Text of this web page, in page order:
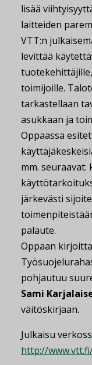
lisää
laitteiden
VTT:n
levittää
toimijoille.
tarkastellaan
asukkaan ja
Oppaassa
mm.
järkevästi
palaute.
Oppaan
pohjautuu
Sami
väitöskirjaan.
Julkaisu
http://